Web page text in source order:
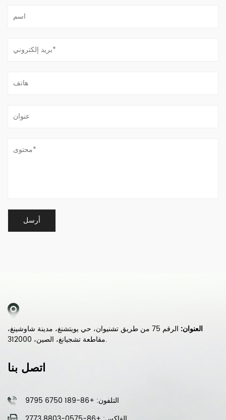
العنوان:
الرقم 75 من طريق تشنيوان، حي يويتشنغ، مدينة شاوشينغ،
مقاطعة تشجيانغ، الصين، 312000.
اتصل بنا
التلفون: +86-189 6750 9795